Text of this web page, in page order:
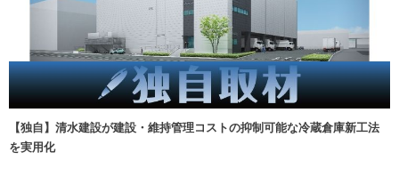
【独自】清水建設が建設・維持管理コストの抑制可能な冷蔵倉庫新工法
を実用化